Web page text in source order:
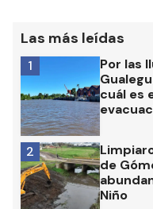
Las más leídas
Por las
cuál es
1
de
Niño
2